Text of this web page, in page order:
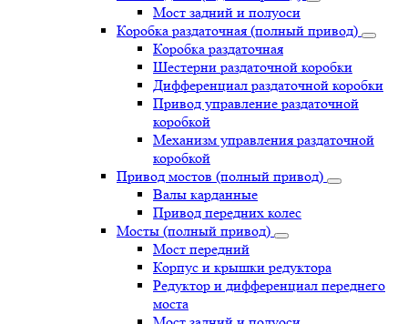
Мост задний и полуоси
Коробка раздаточная (полный привод)
Коробка раздаточная
Шестерни раздаточной коробки
Дифференциал раздаточной коробки
Привод управление раздаточной
коробкой
Механизм управления раздаточной
коробкой
Привод мостов (полный привод)
Валы карданные
Привод передних колес
Мосты (полный привод)
Мост передний
Корпус и крышки редуктора
Редуктор и дифференциал переднего
моста